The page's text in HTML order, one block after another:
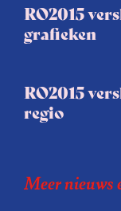
RO2015
grafieken
RO2015
regio
Meer nieuws